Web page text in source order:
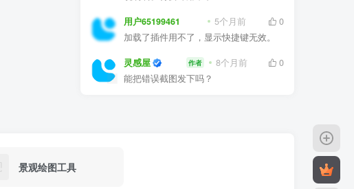
用户65199461 5个月前
0
加载了插件用不了，显示快捷键无效。
灵感屋 作者 8个月前
0
能把错误截图发下吗？
景观绘图工具